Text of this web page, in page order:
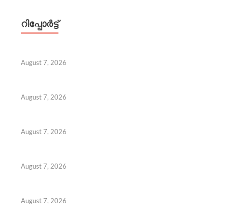
August 7, 2026
റിപ്പോര്‍ട്ട്
August 7, 2026
August 7, 2026
August 7, 2026
August 7, 2026
August 7, 2026